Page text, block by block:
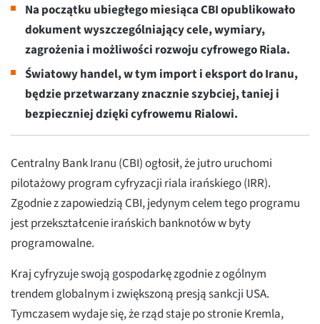
Na początku ubiegłego miesiąca CBI opublikowało
dokument wyszczególniający cele, wymiary,
zagrożenia i możliwości rozwoju cyfrowego Riala.
Światowy handel, w tym import i eksport do Iranu,
będzie przetwarzany znacznie szybciej, taniej i
bezpieczniej dzięki cyfrowemu Rialowi.
Centralny Bank Iranu (CBI) ogłosił, że jutro uruchomi
pilotażowy program cyfryzacji riala irańskiego (IRR).
Zgodnie z zapowiedzią CBI, jedynym celem tego programu
jest przekształcenie irańskich banknotów w byty
programowalne.
Kraj cyfryzuje swoją gospodarkę zgodnie z ogólnym
trendem globalnym i zwiększoną presją sankcji USA.
Tymczasem wydaje się, że rząd staje po stronie Kremla,